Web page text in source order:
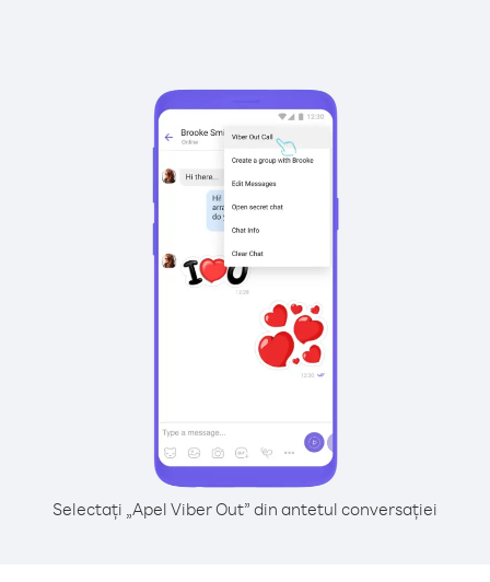
Selectați „Apel Viber Out” din antetul conversației